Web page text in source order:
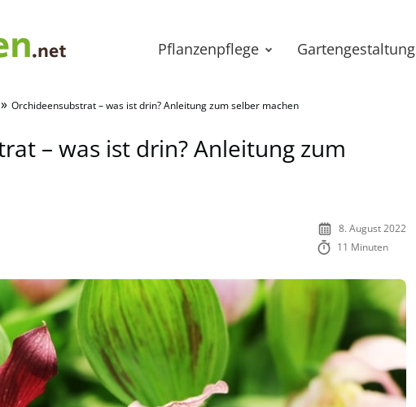
Pflanzenpflege Gartengestaltung
» Orchideensubstrat – was ist drin? Anleitung zum selber machen
– was ist drin? Anleitung zum
8. August 2022
11 Minuten